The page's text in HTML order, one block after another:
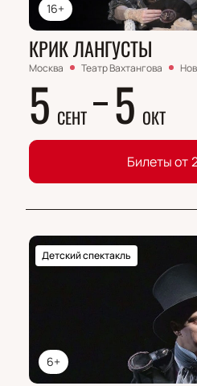
16+
КРИК ЛАНГУСТЫ
Москва Театр Вахтангова
5 СЕНТ 5 ОКТ
Билеты от
6+
Детский спектакль